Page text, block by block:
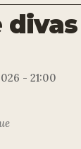
divas
- 21:00